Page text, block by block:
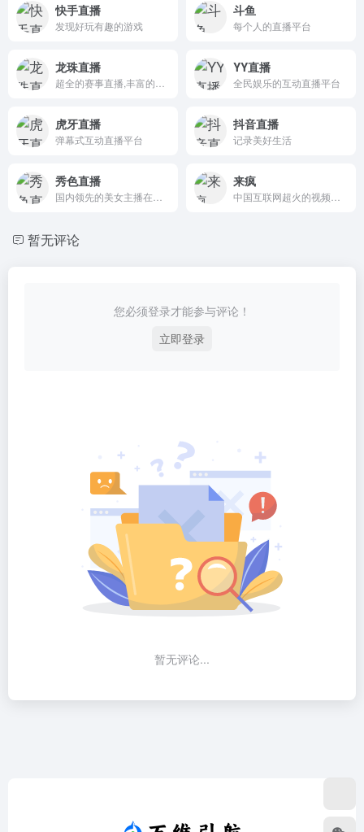
快手直播
发现好玩有趣的游戏
斗鱼
每个人的直播平台
龙珠直播 YY直播
全民娱乐的互动直播平台
虎牙直播
弹幕式互动直播平台
抖音直播
记录美好生活
秀色直播 来疯
暂无评论
您必须登录才能参与评论！
立即登录
暂无评论...